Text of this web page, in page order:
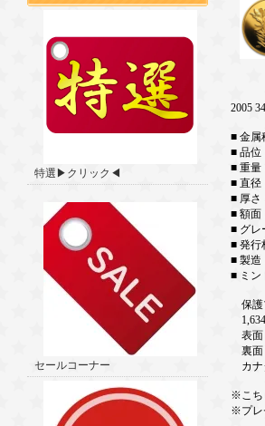
特選▶クリック◀
セールコーナー
2005
■ 金属
■ 品位
■ 重量
■ 直径
■ 厚さ
■ 額面
■ グレ
■ 発行
■ 製造
■ ミン
保護
1,634
表面
裏面
カナ
※こち
※プレ